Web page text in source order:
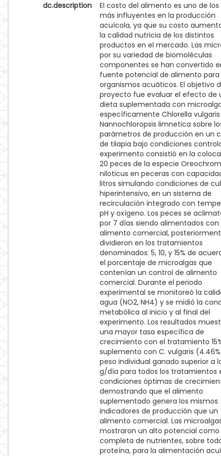
dc.description
El costo del alimento es uno de
más influyentes en la producción
acuícola, ya que su costo
la calidad nutricia de los distintos
productos en el mercado. Las
por su variedad de biomoléculas
componentes se han convertido
fuente potencial de alimento para
organismos acuáticos. El objetivo
proyecto fue evaluar el efecto de
dieta suplementada con
específicamente Chlorella
Nannochloropsis limnetica sobre
parámetros de producción en un
de tilapia bajo condiciones
experimento consistió en la
20 peces de la especie
niloticus en peceras con
litros simulando condiciones de
hiperintensivo, en un sistema de
recirculación integrado con
pH y oxígeno. Los peces se
por 7 días siendo alimentados con
alimento comercial,
dividieron en los tratamientos
denominados: 5, 10, y 15% de
el porcentaje de microalgas que
contenían un control de alimento
comercial. Durante el periodo
experimental se monitoreó la
agua (NO2, NH4) y se midió la
metabólica al inicio y al final del
experimento. Los resultados
una mayor tasa específica de
crecimiento con el tratamiento
suplemento con C. vulgaris
peso individual ganado superior a
g/día para todos los tratamientos
condiciones óptimas de
demostrando que el alimento
suplementado genera los mismos
indicadores de producción que un
alimento comercial. Las
mostraron un alto potencial
completa de nutrientes, sobre
proteína, para la alimentación